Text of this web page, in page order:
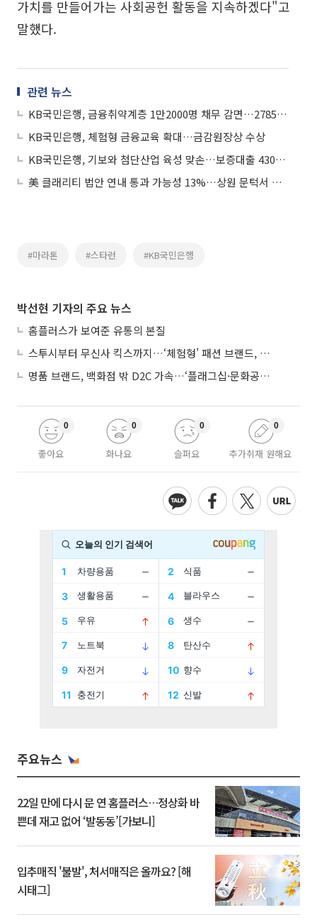
가치를 만들어가는 사회공헌 활동을 지속하겠다"고
말했다.
관련 뉴스
KB국민은행, 금융취약계층 1만2000명 채무 감면…2785억원 규모
KB국민은행, 체험형 금융교육 확대…금감원장상 수상
KB국민은행, 기보와 첨단산업 육성 맞손…보증대출 4300억 공급
美 클래리티 법안 연내 통과 가능성 13%…상원 문턱서 제동
#마라톤 #스타런 #KB국민은행
박선현 기자의 주요 뉴스
홈플러스가 보여준 유통의 본질
스투시부터 무신사 킥스까지…‘체험형’ 패션 브랜드, 잇단 제주행
명품 브랜드, 백화점 밖 D2C 가속…‘플래그십·문화공간’ 전략 눈길
좋아요
0
화나요
0
슬퍼요
0
추가취재 원해요
0
주요뉴스
22일 만에 다시 문 연 홈플러스…정상화 바
쁜데 재고 없어 ‘발동동’[가보니]
입추매직 '불발', 처서매직은 올까요? [해
시태그]